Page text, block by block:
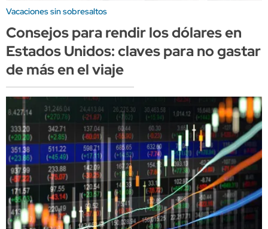
Vacaciones sin sobresaltos
Consejos para rendir los dólares en
Estados Unidos: claves para no gastar
de más en el viaje